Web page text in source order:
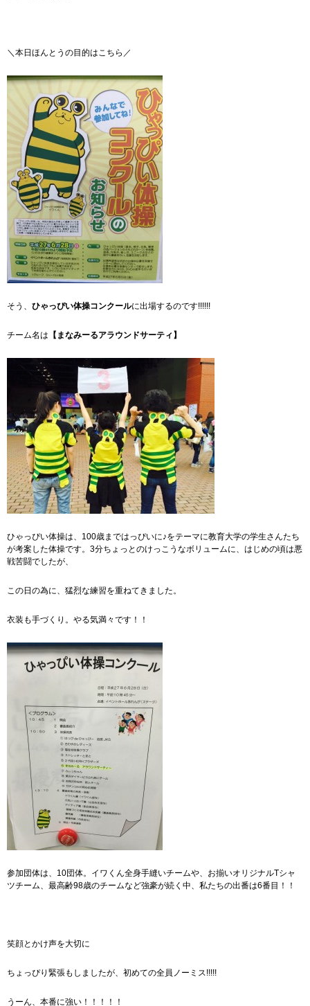
＼本日ほんとうの目的はこちら／
そう、 ひゃっぴい体操コンクールに出場するのです!!!!!!
チーム名は 【まなみーるアラウンドサーティ】
ひゃっぴい体操は、100歳まではっぴいに♪をテーマに教育大学の学生さんたち
が考案した体操です。3分ちょっとのけっこうなボリュームに、はじめの頃は悪
戦苦闘でしたが、
この日の為に、猛烈な練習を重ねてきました。
衣装も手づくり。やる気満々です！！
参加団体は、10団体。イワくん全身手縫いチームや、お揃いオリジナルTシャ
ツチーム、最高齢98歳のチームなど強豪が続く中、私たちの出番は6番目！！
笑顔とかけ声を大切に
ちょっぴり緊張もしましたが、初めての全員ノーミス!!!!!
うーん、本番に強い！！！！！